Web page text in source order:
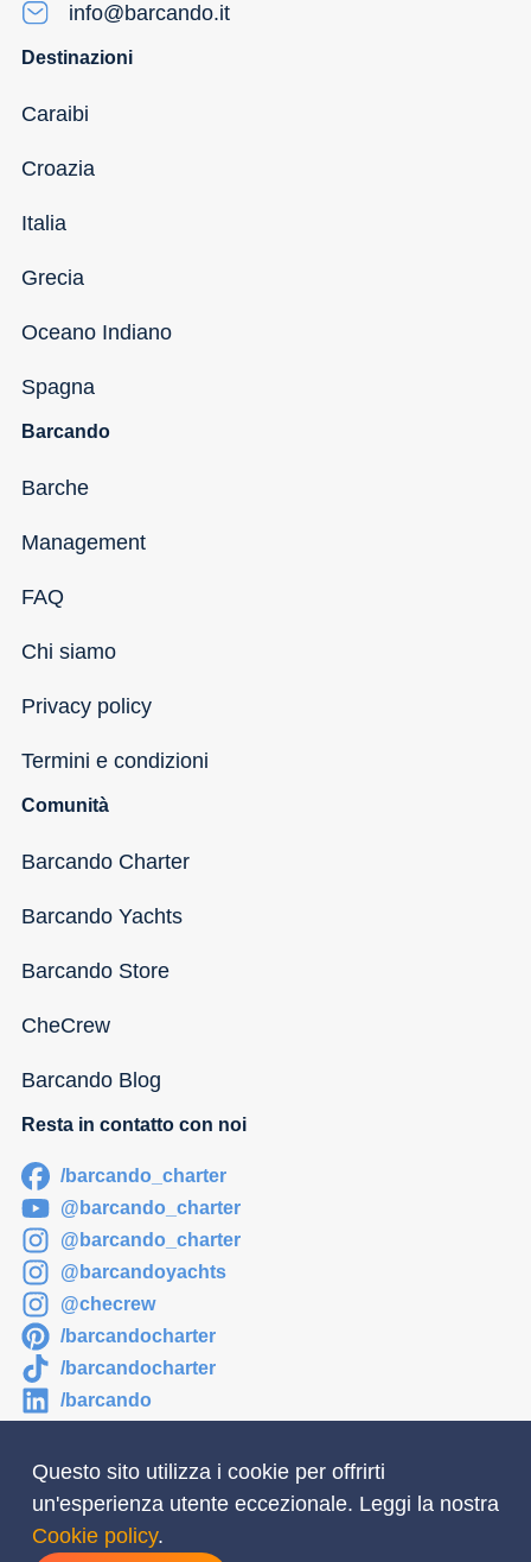
info@barcando.it
Destinazioni
Caraibi
Croazia
Italia
Grecia
Oceano Indiano
Spagna
Barcando
Barche
Management
FAQ
Chi siamo
Privacy policy
Termini e condizioni
Comunità
Barcando Charter
Barcando Yachts
Barcando Store
CheCrew
Barcando Blog
Resta in contatto con noi
/barcando_charter
@barcando_charter
@barcando_charter
@barcandoyachts
@checrew
/barcandocharter
/barcandocharter
/barcando
Newsletter
Questo sito utilizza i cookie per offrirti
un'esperienza utente eccezionale. Leggi la nostra
Cookie policy.